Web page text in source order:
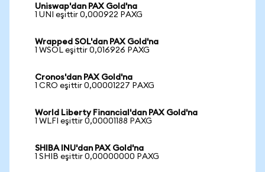
Uniswap'dan PAX Gold'na
1 UNI eşittir 0,000922 PAXG
Wrapped SOL'dan PAX Gold'na
1 WSOL eşittir 0,016926 PAXG
Cronos'dan PAX Gold'na
1 CRO eşittir 0,00001227 PAXG
World Liberty Financial'dan PAX Gold'na
1 WLFI eşittir 0,00001188 PAXG
SHIBA INU'dan PAX Gold'na
1 SHIB eşittir 0,00000000 PAXG